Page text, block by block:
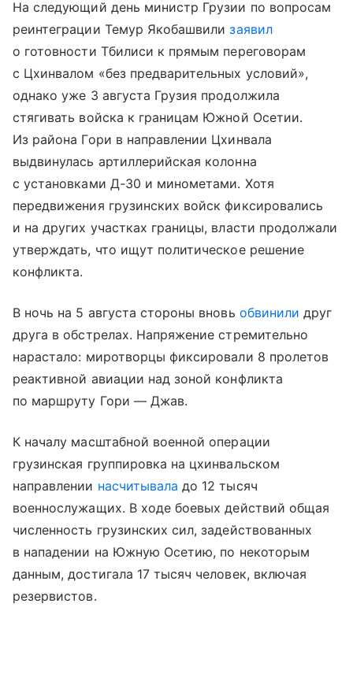
На следующий день министр Грузии по вопросам
реинтеграции Темур Якобашвилизаявил
о готовности Тбилиси к прямым переговорам
с Цхинвалом «без предварительных условий»,
однако уже 3 августа Грузия продолжила
стягивать войска к границам Южной Осетии.
Из района Гори в направлении Цхинвала
выдвинулась артиллерийская колонна
с установками Д-30 и минометами. Хотя
передвижения грузинских войск фиксировались
и на других участках границы, власти продолжали
утверждать, что ищут политическое решение
конфликта.
В ночь на 5 августа стороны вновь обвинили друг
друга в обстрелах. Напряжение стремительно
нарастало: миротворцы фиксировали 8 пролетов
реактивной авиации над зоной конфликта
по маршруту Гори — Джав.
К началу масштабной военной операции
грузинская группировка на цхинвальском
направлении насчитывала до 12 тысяч
военнослужащих. В ходе боевых действий общая
численность грузинских сил, задействованных
в нападении на Южную Осетию, по некоторым
данным, достигала 17 тысяч человек, включая
резервистов.